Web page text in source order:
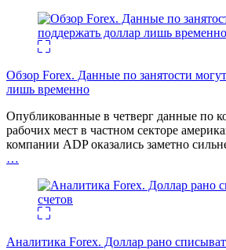
Обзор Forex. Данные по занятости
лишь временно
Опубликованные в четверг данные по
рабочих мест в частном секторе
компании ADP оказались заметно
…
Аналитика Forex. Доллар рано